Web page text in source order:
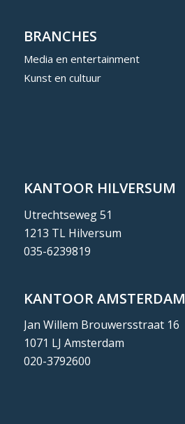
BRANCHES
Media en entertainment
Kunst en cultuur
KANTOOR HILVERSUM
Utrechtseweg 51
1213 TL Hilversum
035-6239819
KANTOOR AMSTERDAM
Jan Willem Brouwersstraat 16
1071 LJ Amsterdam
020-3792600